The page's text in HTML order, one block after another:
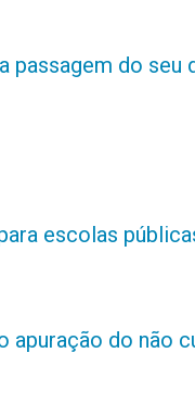
passagem do seu
escolas
do não